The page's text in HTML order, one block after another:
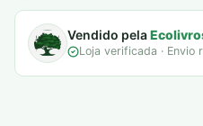
Vendido pela
Loja verificada · Envio